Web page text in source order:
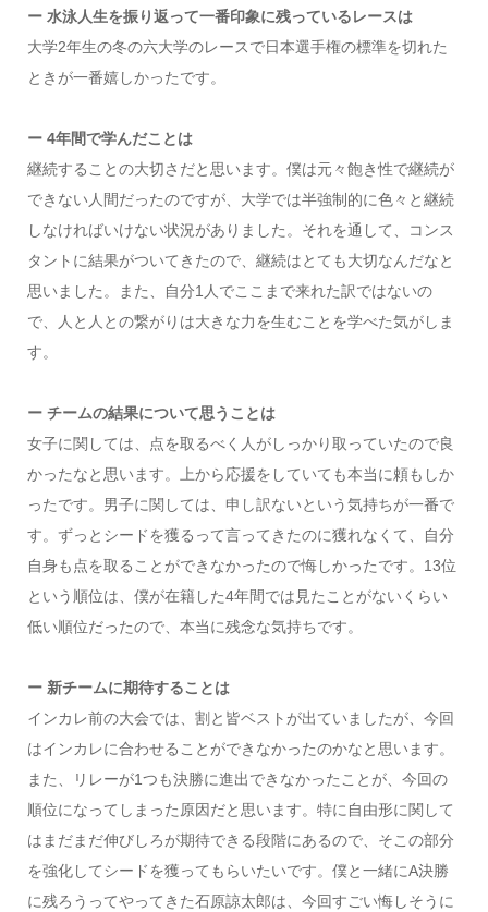
ー 水泳人生を振り返って一番印象に残っているレースは
大学2年生の冬の六大学のレースで日本選手権の標準を切れた
ときが一番嬉しかったです。
ー 4年間で学んだことは
継続することの大切さだと思います。僕は元々飽き性で継続が
できない人間だったのですが、大学では半強制的に色々と継続
しなければいけない状況がありました。それを通して、コンス
タントに結果がついてきたので、継続はとても大切なんだなと
思いました。また、自分1人でここまで来れた訳ではないの
で、人と人との繋がりは大きな力を生むことを学べた気がしま
す。
ー チームの結果について思うことは
女子に関しては、点を取るべく人がしっかり取っていたので良
かったなと思います。上から応援をしていても本当に頼もしか
ったです。男子に関しては、申し訳ないという気持ちが一番で
す。ずっとシードを獲るって言ってきたのに獲れなくて、自分
自身も点を取ることができなかったので悔しかったです。13位
という順位は、僕が在籍した4年間では見たことがないくらい
低い順位だったので、本当に残念な気持ちです。
ー 新チームに期待することは
インカレ前の大会では、割と皆ベストが出ていましたが、今回
はインカレに合わせることができなかったのかなと思います。
また、リレーが1つも決勝に進出できなかったことが、今回の
順位になってしまった原因だと思います。特に自由形に関して
はまだまだ伸びしろが期待できる段階にあるので、そこの部分
を強化してシードを獲ってもらいたいです。僕と一緒にA決勝
に残ろうってやってきた石原諒太郎は、今回すごい悔しそうに